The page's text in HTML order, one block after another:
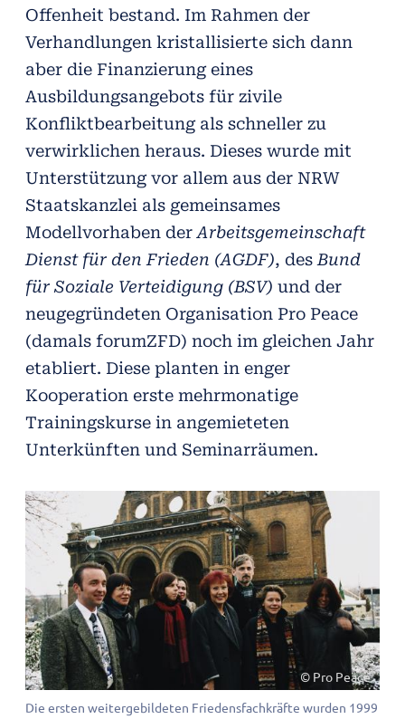
Offenheit bestand. Im Rahmen der
Verhandlungen kristallisierte sich dann
aber die Finanzierung eines
Ausbildungsangebots für zivile
Konfliktbearbeitung als schneller zu
verwirklichen heraus. Dieses wurde mit
Unterstützung vor allem aus der NRW
Staatskanzlei als gemeinsames
Modellvorhaben derArbeitsgemeinschaft
Dienst für den Frieden (AGDF), desBund
für Soziale Verteidigung (BSV) und der
neugegründeten Organisation Pro Peace
(damals forumZFD) noch im gleichen Jahr
etabliert. Diese planten in enger
Kooperation erste mehrmonatige
Trainingskurse in angemieteten
Unterkünften und Seminarräumen.
© Pro Peace
Die ersten weitergebildeten Friedensfachkräfte wurden 1999